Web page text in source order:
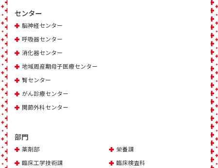
センター
脳神経センター
呼吸器センター
消化器センター
地域周産期母子医療センター
腎センター
がん診療センター
関節外科センター
部門
薬剤部
栄養課
臨床工学技術課
臨床検査科